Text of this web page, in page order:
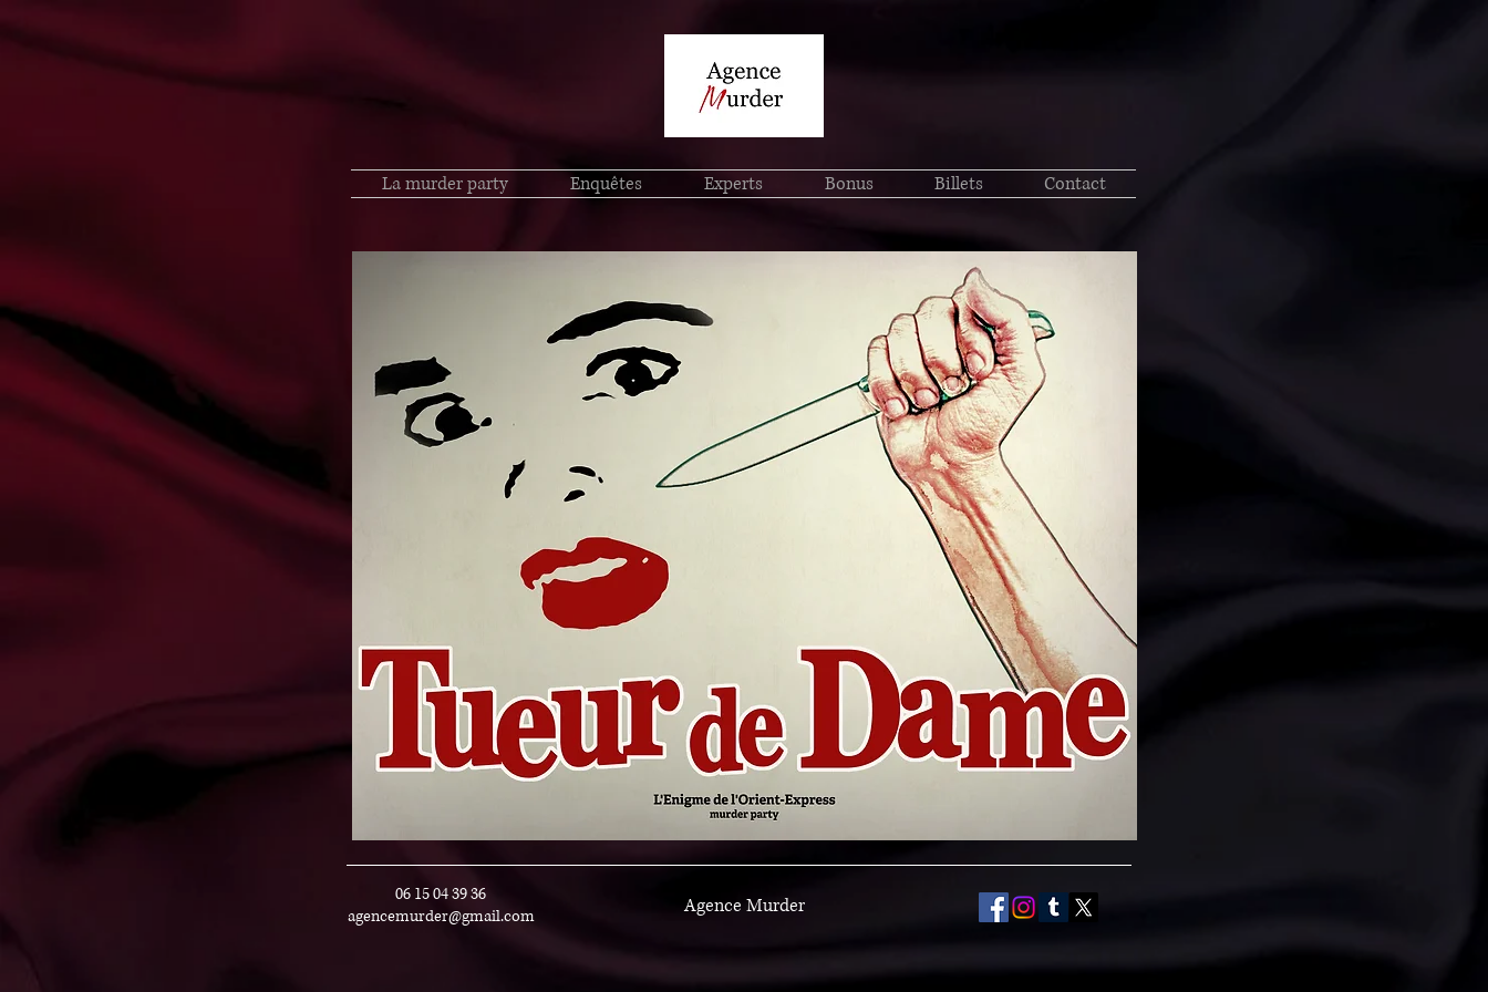
La murder party Enquêtes Experts Bonus Billets Contact
06 15 04 39 36
agencemurder@gmail.com
Agence Murder